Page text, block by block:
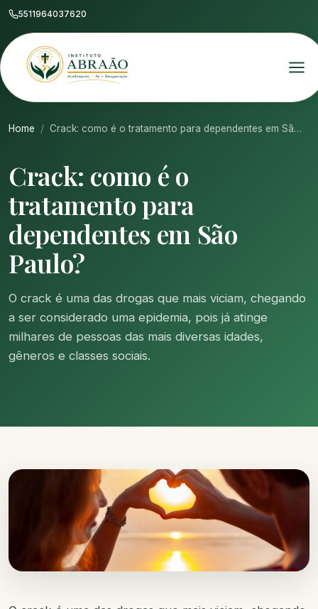
5511964037620
Home Crack: como é o tratamento para dependentes em Sã…
Crack: como é o
tratamento para
dependentes em São
Paulo?
O crack é uma das drogas que mais viciam, chegando
a ser considerado uma epidemia, pois já atinge
milhares de pessoas das mais diversas idades,
gêneros e classes sociais.